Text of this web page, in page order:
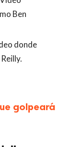
donde
golpeará